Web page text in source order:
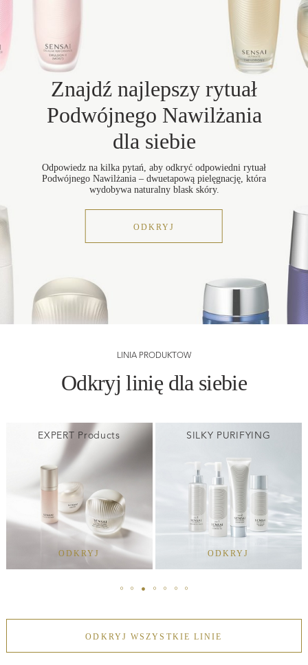
Znajdź najlepszy rytuał
Podwójnego Nawilżania
dla siebie
Odpowiedz na kilka pytań, aby odkryć odpowiedni rytuał
Podwójnego Nawilżania – dwuetapową pielęgnację, która
wydobywa naturalny blask skóry.
ODKRYJ
LINIA PRODUKTÓW
Odkryj linię dla siebie
EXPERT Products
ODKRYJ
SILKY PURIFYING
ODKRYJ
ODKRYJ WSZYSTKIE LINIE